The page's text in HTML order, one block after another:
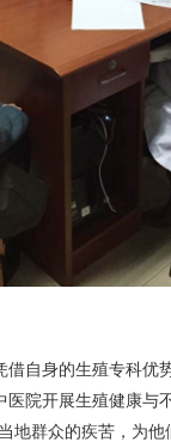
自身的生殖专科优
院开展生殖健康与
地群众的疾苦，为